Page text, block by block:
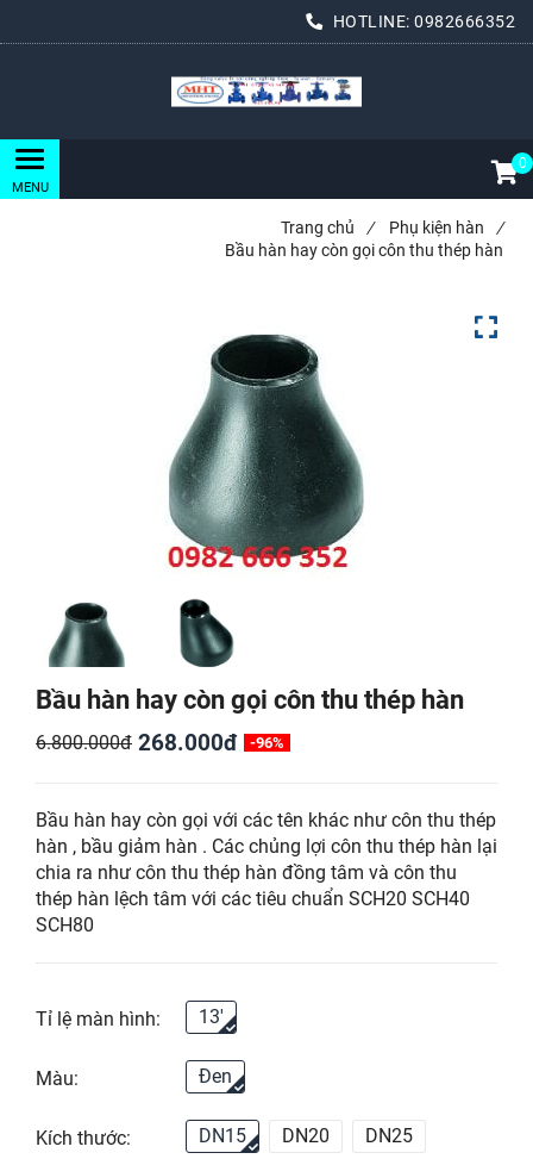
HOTLINE: 0982666352
0
Trang chủ / Phụ kiện hàn
/
Bầu hàn hay còn gọi côn thu thép hàn
Bầu hàn hay còn gọi côn thu thép hàn
6.800.000đ 268.000đ -96%
Bầu hàn hay còn gọi với các tên khác như côn thu thép
hàn , bầu giảm hàn . Các chủng lợi côn thu thép hàn lại
chia ra như côn thu thép hàn đồng tâm và côn thu
thép hàn lệch tâm với các tiêu chuẩn SCH20 SCH40
SCH80
Tỉ lệ màn hình: 13'
Màu: Đen
Kích thước: DN15 DN20 DN25